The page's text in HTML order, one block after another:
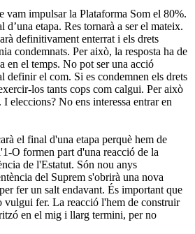
vam impulsar la Plataforma Som el 80%.
d’una etapa. Res tornarà a ser el mateix.
definitivament enterrat i els drets
condemnats. Per això, la resposta ha de
en el temps. No pot ser una acció
definir el com. Si es condemnen els drets
los tants cops com calgui. Per això
I eleccions? No ens interessa entrar en
el final d'una etapa perquè hem de
O formen part d'una reacció de la
de l'Estatut. Són nou anys
del Suprem s'obrirà una nova
fer un salt endavant. És important que
vulgui fer. La reacció l'hem de construir
en el mig i llarg termini, per no